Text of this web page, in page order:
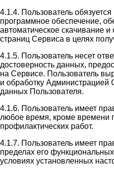
4.1.4. Пользователь
программное обеспечение,
автоматическое скачивание и
страниц Сервиса в целях
4.1.5. Пользователь несет
достоверность данных,
на Сервисе. Пользователь
и обработку
данных Пользователя.
4.1.6. Пользователь имеет
любое время, кроме времени
профилактических работ.
4.1.7. Пользователь имеет
пределах его
условиях установленных